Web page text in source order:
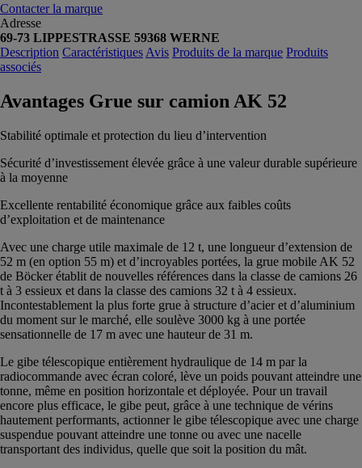
Contacter la marque
Adresse
69-73 LIPPESTRASSE 59368 WERNE
Description Caractéristiques Avis Produits de la marque Produits
associés
Avantages Grue sur camion AK 52
Stabilité optimale et protection du lieu d’intervention
Sécurité d’investissement élevée grâce à une valeur durable supérieure
à la moyenne
Excellente rentabilité économique grâce aux faibles coûts
d’exploitation et de maintenance
Avec une charge utile maximale de 12 t, une longueur d’extension de
52 m (en option 55 m) et d’incroyables portées, la grue mobile AK 52
de Böcker établit de nouvelles références dans la classe de camions 26
t à 3 essieux et dans la classe des camions 32 t à 4 essieux.
Incontestablement la plus forte grue à structure d’acier et d’aluminium
du moment sur le marché, elle soulève 3000 kg à une portée
sensationnelle de 17 m avec une hauteur de 31 m.
Le gibe télescopique entièrement hydraulique de 14 m par la
radiocommande avec écran coloré, lève un poids pouvant atteindre une
tonne, même en position horizontale et déployée. Pour un travail
encore plus efficace, le gibe peut, grâce à une technique de vérins
hautement performants, actionner le gibe télescopique avec une charge
suspendue pouvant atteindre une tonne ou avec une nacelle
transportant des individus, quelle que soit la position du mât.